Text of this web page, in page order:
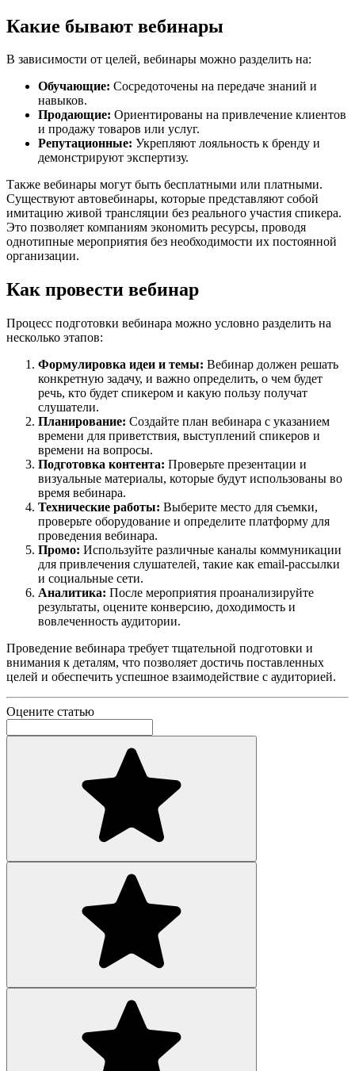
Какие бывают вебинары
В зависимости от целей, вебинары можно разделить на:
Обучающие: Сосредоточены на передаче знаний и
навыков.
Продающие: Ориентированы на привлечение клиентов
и продажу товаров или услуг.
Репутационные: Укрепляют лояльность к бренду и
демонстрируют экспертизу.
Также вебинары могут быть бесплатными или платными.
Существуют автовебинары, которые представляют собой
имитацию живой трансляции без реального участия спикера.
Это позволяет компаниям экономить ресурсы, проводя
однотипные мероприятия без необходимости их постоянной
организации.
Как провести вебинар
Процесс подготовки вебинара можно условно разделить на
несколько этапов:
Формулировка идеи и темы: Вебинар должен решать
конкретную задачу, и важно определить, о чем будет
речь, кто будет спикером и какую пользу получат
слушатели.
Планирование: Создайте план вебинара с указанием
времени для приветствия, выступлений спикеров и
времени на вопросы.
Подготовка контента: Проверьте презентации и
визуальные материалы, которые будут использованы во
время вебинара.
Технические работы: Выберите место для съемки,
проверьте оборудование и определите платформу для
проведения вебинара.
Промо: Используйте различные каналы коммуникации
для привлечения слушателей, такие как email-рассылки
и социальные сети.
Аналитика: После мероприятия проанализируйте
результаты, оцените конверсию, доходимость и
вовлеченность аудитории.
Проведение вебинара требует тщательной подготовки и
внимания к деталям, что позволяет достичь поставленных
целей и обеспечить успешное взаимодействие с аудиторией.
Оцените статью